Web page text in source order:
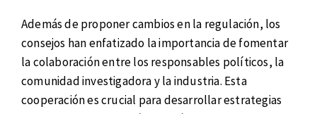
Además de proponer cambios en la regulación, los
consejos han enfatizado la importancia de fomentar
la colaboración entre los responsables políticos, la
comunidad investigadora y la industria. Esta
cooperación es crucial para desarrollar estrategias